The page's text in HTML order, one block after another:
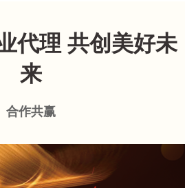
代理 共创美好未
来
合作共赢